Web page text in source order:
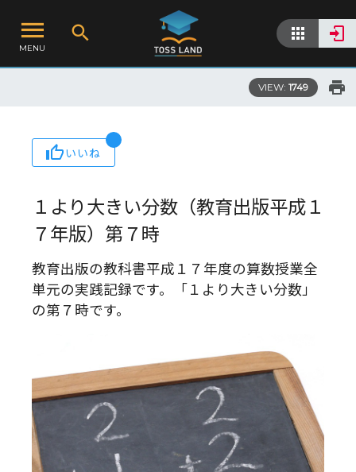
MENU
VIEW: 1749
いいね
１より大きい分数（教育出版平成１
７年版）第７時
教育出版の教科書平成１７年度の算数授業全
単元の実践記録です。「１より大きい分数」
の第７時です。